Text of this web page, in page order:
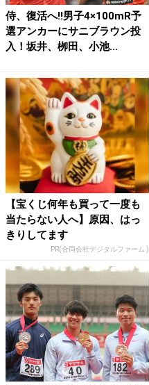
侍、復活へ!!男子4×100mR予
選アンカーにサニブラウン投
入！坂井、栁田、小池...
【宝くじ何年も買って一度も
当たらない人へ】原因、はっ
きりしてます
PR(合同会社デジタルファーム )